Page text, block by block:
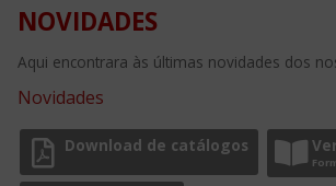
NOVIDADES
Aqui encontrara às últimas novidades dos
Novidades
Download de catálogos